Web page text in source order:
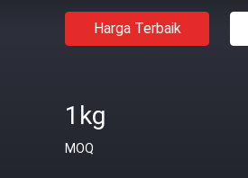
Harga Terbaik
1kg
MOQ